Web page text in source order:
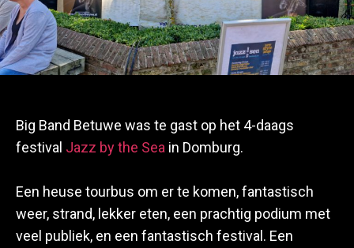
Big Band Betuwe was te gast op het 4-daags
festival Jazz by the Sea in Domburg.
Een heuse tourbus om er te komen, fantastisch
weer, strand, lekker eten, een prachtig podium met
veel publiek, en een fantastisch festival. Een